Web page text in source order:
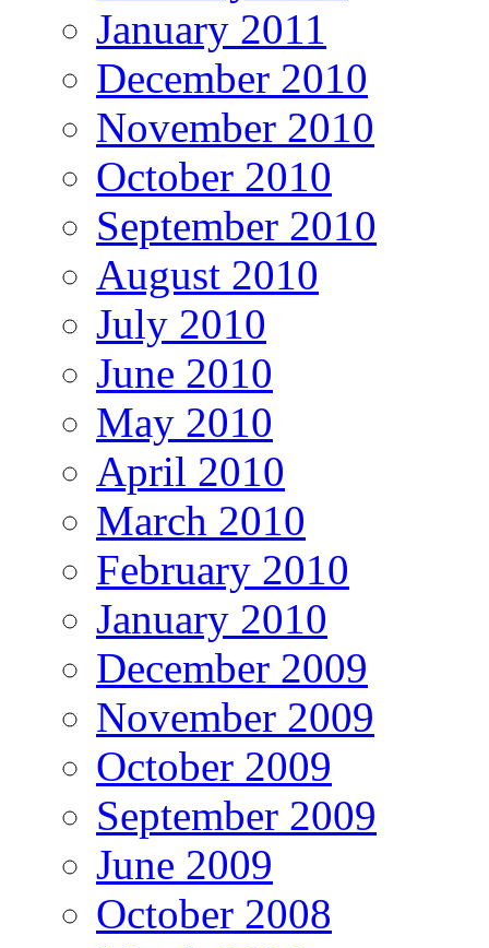
January 2011
December 2010
November 2010
October 2010
September 2010
August 2010
July 2010
June 2010
May 2010
April 2010
March 2010
February 2010
January 2010
December 2009
November 2009
October 2009
September 2009
June 2009
October 2008